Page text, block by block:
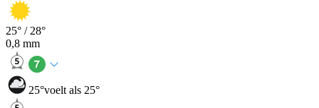
25° / 28°
0,8 mm
25°voelt als 25°